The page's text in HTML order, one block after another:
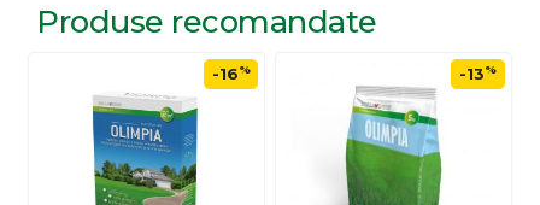
Produse recomandate
-16% -13%